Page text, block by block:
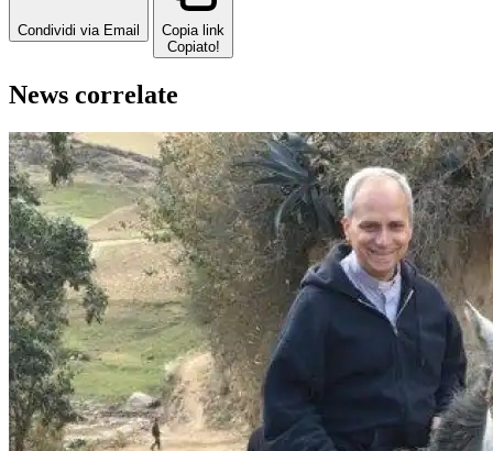
Condividi via Email
Copia link
Copiato!
News correlate